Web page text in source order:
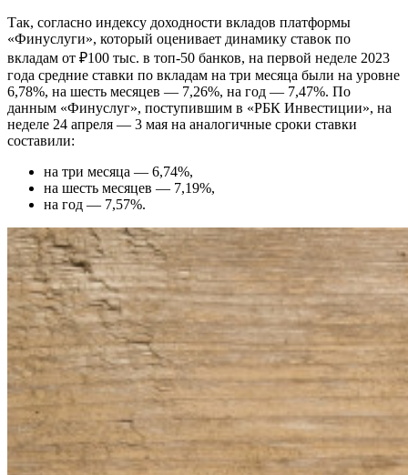
Так, согласно индексу доходности вкладов платформы
«Финуслуги», который оценивает динамику ставок по
вкладам от ₽100 тыс. в топ-50 банков, на первой неделе 2023
года средние ставки по вкладам на три месяца были на уровне
6,78%, на шесть месяцев — 7,26%, на год — 7,47%. По
данным «Финуслуг», поступившим в «РБК Инвестиции», на
неделе 24 апреля — 3 мая на аналогичные сроки ставки
составили:
на три месяца — 6,74%,
на шесть месяцев — 7,19%,
на год — 7,57%.